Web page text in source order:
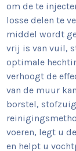
om de te
losse delen te
middel wordt
vrij is van vuil,
optimale
verhoogt de
van de muur
borstel,
voeren, legt u
en helpt u